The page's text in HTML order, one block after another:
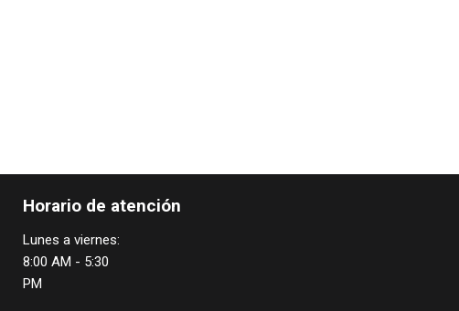
Horario de atención
Lunes a viernes:
8:00 AM - 5:30
PM